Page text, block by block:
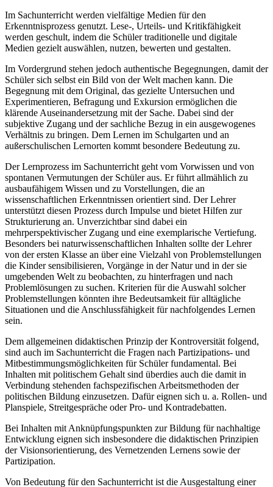
Im Sachunterricht werden vielfältige Medien für den
Erkenntnisprozess genutzt. Lese-, Urteils- und Kritikfähigkeit
werden geschult, indem die Schüler traditionelle und digitale
Medien gezielt auswählen, nutzen, bewerten und gestalten.
Im Vordergrund stehen jedoch authentische Begegnungen, damit der
Schüler sich selbst ein Bild von der Welt machen kann. Die
Begegnung mit dem Original, das gezielte Untersuchen und
Experimentieren, Befragung und Exkursion ermöglichen die
klärende Auseinandersetzung mit der Sache. Dabei sind der
subjektive Zugang und der sachliche Bezug in ein ausgewogenes
Verhältnis zu bringen. Dem Lernen im Schulgarten und an
außerschulischen Lernorten kommt besondere Bedeutung zu.
Der Lernprozess im Sachunterricht geht vom Vorwissen und von
spontanen Vermutungen der Schüler aus. Er führt allmählich zu
ausbaufähigem Wissen und zu Vorstellungen, die an
wissenschaftlichen Erkenntnissen orientiert sind. Der Lehrer
unterstützt diesen Prozess durch Impulse und bietet Hilfen zur
Strukturierung an. Unverzichtbar sind dabei ein
mehrperspektivischer Zugang und eine exemplarische Vertiefung.
Besonders bei naturwissenschaftlichen Inhalten sollte der Lehrer
von der ersten Klasse an über eine Vielzahl von Problemstellungen
die Kinder sensibilisieren, Vorgänge in der Natur und in der sie
umgebenden Welt zu beobachten, zu hinterfragen und nach
Problemlösungen zu suchen. Kriterien für die Auswahl solcher
Problemstellungen könnten ihre Bedeutsamkeit für alltägliche
Situationen und die Anschlussfähigkeit für nachfolgendes Lernen
sein.
Dem allgemeinen didaktischen Prinzip der Kontroversität folgend,
sind auch im Sachunterricht die Fragen nach Partizipations- und
Mitbestimmungsmöglichkeiten für Schüler fundamental. Bei
Inhalten mit politischem Gehalt sind überdies auch die damit in
Verbindung stehenden fachspezifischen Arbeitsmethoden der
politischen Bildung einzusetzen. Dafür eignen sich u. a. Rollen- und
Planspiele, Streitgespräche oder Pro- und Kontradebatten.
Bei Inhalten mit Anknüpfungspunkten zur Bildung für nachhaltige
Entwicklung eignen sich insbesondere die didaktischen Prinzipien
der Visionsorientierung, des Vernetzenden Lernens sowie der
Partizipation.
Von Bedeutung für den Sachunterricht ist die Ausgestaltung einer